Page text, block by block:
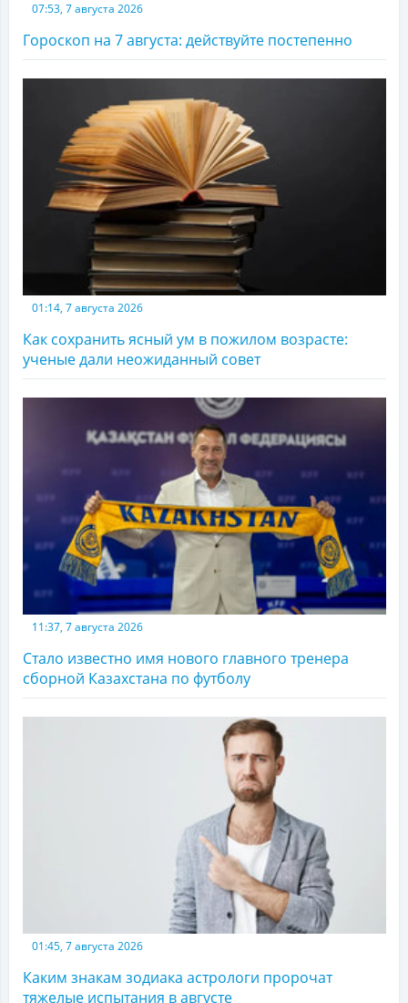
07:53, 7 августа 2026
Гороскоп на 7 августа: действуйте постепенно
01:14, 7 августа 2026
Как сохранить ясный ум в пожилом возрасте:
ученые дали неожиданный совет
11:37, 7 августа 2026
Стало известно имя нового главного тренера
сборной Казахстана по футболу
01:45, 7 августа 2026
Каким знакам зодиака астрологи пророчат
тяжелые испытания в августе